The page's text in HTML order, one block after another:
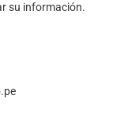
su información.